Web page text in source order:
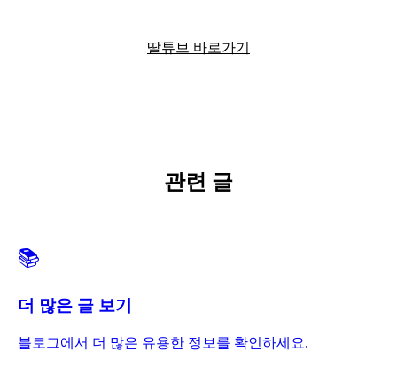
딸튜브 바로가기
관련 글
📚
더 많은 글 보기
블로그에서 더 많은 유용한 정보를 확인하세요.